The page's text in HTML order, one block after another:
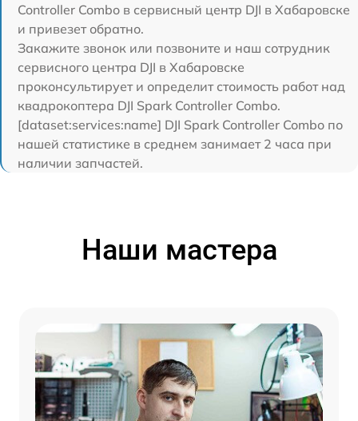
Controller Combo в сервисный центр DJI в Хабаровске
и привезет обратно.
Закажите звонок или позвоните и наш сотрудник
сервисного центра DJI в Хабаровске
проконсультирует и определит стоимость работ над
квадрокоптера DJI Spark Controller Combo.
[dataset:services:name] DJI Spark Controller Combo по
нашей статистике в среднем занимает 2 часа при
наличии запчастей.
Наши мастера